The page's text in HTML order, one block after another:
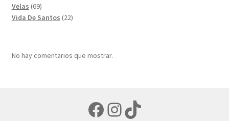
Velas 6969
productos
Vida De Santos 2222
No hay comentarios que mostrar.
Facebook
Instagram
TikTok